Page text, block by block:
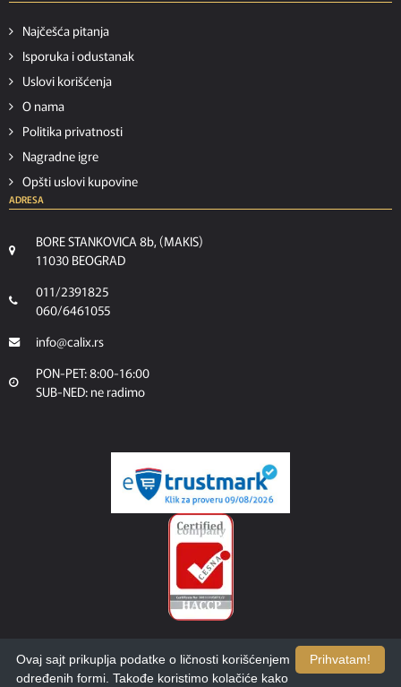
Najčešća pitanja
Isporuka i odustanak
Uslovi korišćenja
O nama
Politika privatnosti
Nagradne igre
Opšti uslovi kupovine
ADRESA
BORE STANKOVICA 8b, (MAKIS)
11030 BEOGRAD
011/2391825
060/6461055
info@calix.rs
PON-PET: 8:00-16:00
SUB-NED: ne radimo
Prihvatam!
Ovaj sajt prikuplja podatke o ličnosti korišćenjem
određenih formi. Takođe koristimo kolačiće kako